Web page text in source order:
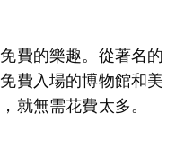
費的樂趣。從著名的
費入場的博物館和美
無需花費太多。